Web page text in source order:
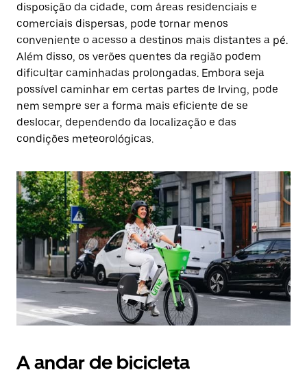
disposição da cidade, com áreas residenciais e
comerciais dispersas, pode tornar menos
conveniente o acesso a destinos mais distantes a pé.
Além disso, os verões quentes da região podem
dificultar caminhadas prolongadas. Embora seja
possível caminhar em certas partes de Irving, pode
nem sempre ser a forma mais eficiente de se
deslocar, dependendo da localização e das
condições meteorológicas.
A andar de bicicleta